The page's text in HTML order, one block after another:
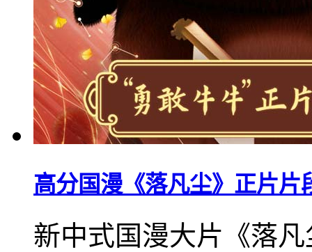
高分国漫《落凡尘》正片片
新中式国漫大片《落